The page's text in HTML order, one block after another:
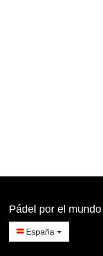
Pádel por el mundo
España